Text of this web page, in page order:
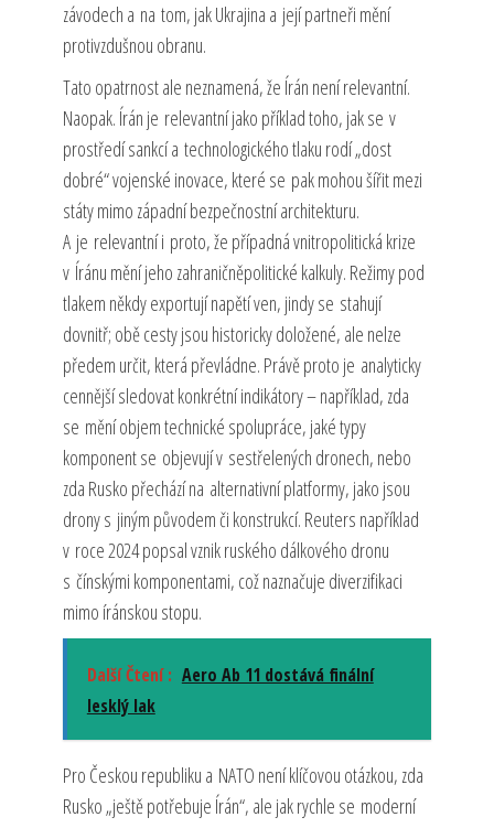
závodech a na tom, jak Ukrajina a její partneři mění
protivzdušnou obranu.
Tato opatrnost ale neznamená, že Írán není relevantní.
Naopak. Írán je relevantní jako příklad toho, jak se v
prostředí sankcí a technologického tlaku rodí „dost
dobré“ vojenské inovace, které se pak mohou šířit mezi
státy mimo západní bezpečnostní architekturu.
A je relevantní i proto, že případná vnitropolitická krize
v Íránu mění jeho zahraničněpolitické kalkuly. Režimy pod
tlakem někdy exportují napětí ven, jindy se stahují
dovnitř; obě cesty jsou historicky doložené, ale nelze
předem určit, která převládne. Právě proto je analyticky
cennější sledovat konkrétní indikátory – například, zda
se mění objem technické spolupráce, jaké typy
komponent se objevují v sestřelených dronech, nebo
zda Rusko přechází na alternativní platformy, jako jsou
drony s jiným původem či konstrukcí. Reuters například
v roce 2024 popsal vznik ruského dálkového dronu
s čínskými komponentami, což naznačuje diverzifikaci
mimo íránskou stopu.
Další Čtení : Aero Ab 11 dostává finální
lesklý lak
Pro Českou republiku a NATO není klíčovou otázkou, zda
Rusko „ještě potřebuje Írán“, ale jak rychle se moderní